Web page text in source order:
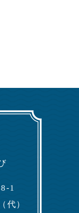
1
（代）